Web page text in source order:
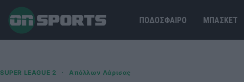
ΠΟΔΟΣΦΑΙΡΟ ΜΠΑΣΚΕΤ
SUPER LEAGUE 2 · Απόλλων Λάρισας